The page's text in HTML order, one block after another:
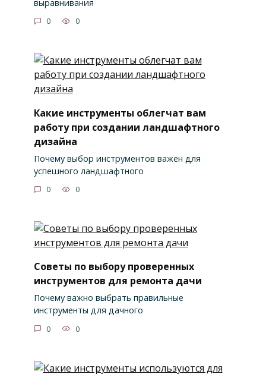
выравнивания
0 0
Какие инструменты облегчат вам
работу при создании ландшафтного
дизайна
Почему выбор инструментов важен для
успешного ландшафтного
0 0
Советы по выбору проверенных
инструментов для ремонта дачи
Почему важно выбрать правильные
инструменты для дачного
0 0